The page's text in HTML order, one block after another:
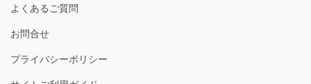
よくあるご質問
お問合せ
プライバシーポリシー